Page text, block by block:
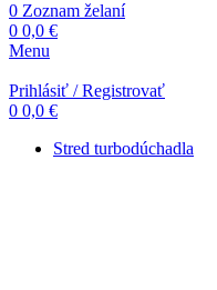
0 Zoznam želaní
0 0,0 €
Menu
Prihlásiť / Registrovať
0 0,0 €
Stred turbodúchadla